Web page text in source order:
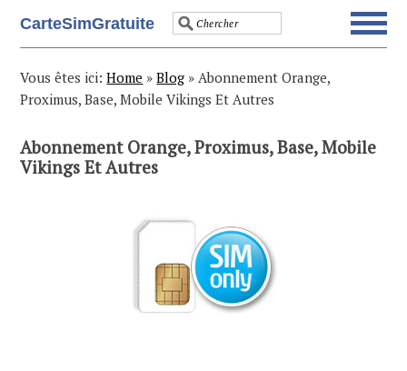
to
navigation
to
content
to
sidebar
to
CarteSimGratuite
Vous êtes ici:Home »Blog »Abonnement Orange,
Proximus, Base, Mobile Vikings Et Autres
Abonnement Orange, Proximus, Base, Mobile
Vikings Et Autres